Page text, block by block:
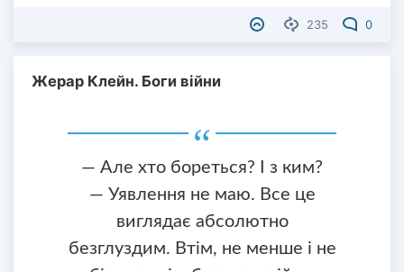
235 0
Жерар Клейн. Боги війни
— Але хто бореться? І з ким?
— Уявлення не маю. Все це
виглядає абсолютно
безглуздим. Втім, не менше і не